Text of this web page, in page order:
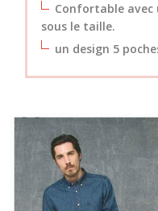
Confortable avec
sous le taille.
un design 5